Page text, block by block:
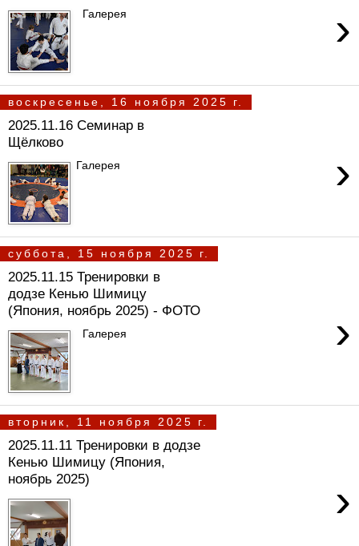
›
Галерея
воскресенье, 16 ноября 2025 г.
2025.11.16 Семинар в
Щёлково
›
Галерея
суббота, 15 ноября 2025 г.
2025.11.15 Тренировки в
додзе Кенью Шимицу
(Япония, ноябрь 2025) - ФОТО
›
Галерея
вторник, 11 ноября 2025 г.
2025.11.11 Тренировки в додзе
Кенью Шимицу (Япония,
ноябрь 2025)
›